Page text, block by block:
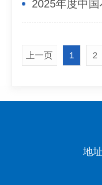
2025年度中
上一页 1 2
地